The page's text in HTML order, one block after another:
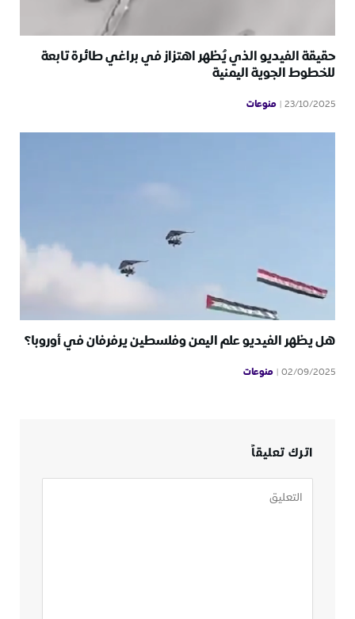
حقيقة الفيديو الذي يُظهر اهتزاز في براغي طائرة تابعة
للخطوط الجوية اليمنية
23/10/2025 منوعات
هل يظهر الفيديو علم اليمن وفلسطين يرفرفان في أوروبا؟
02/09/2025 منوعات
اترك تعليقاً